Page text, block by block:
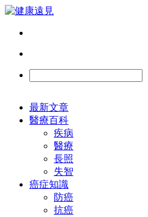
最新文章
醫療百科
疾病
醫療
長照
失智
癌症知識
防癌
抗癌